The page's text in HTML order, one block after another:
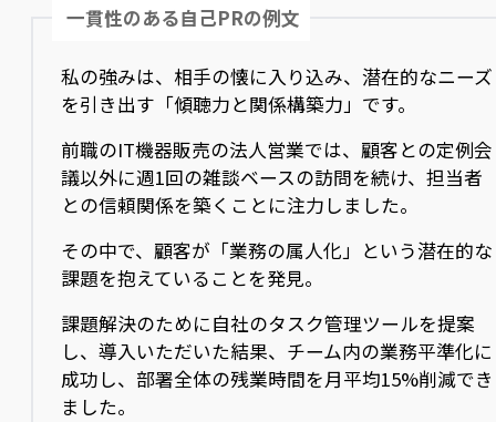
一貫性のある自己PRの例文
私の強みは、相手の懐に入り込み、潜在的なニーズ
を引き出す「傾聴力と関係構築力」です。
前職のIT機器販売の法人営業では、顧客との定例会
議以外に週1回の雑談ベースの訪問を続け、担当者
との信頼関係を築くことに注力しました。
その中で、顧客が「業務の属人化」という潜在的な
課題を抱えていることを発見。
課題解決のために自社のタスク管理ツールを提案
し、導入いただいた結果、チーム内の業務平準化に
成功し、部署全体の残業時間を月平均15%削減でき
ました。